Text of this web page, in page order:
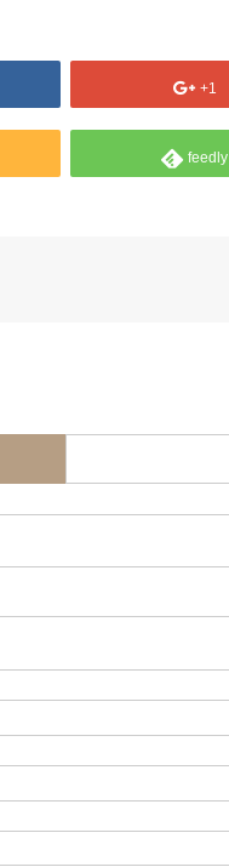
+1
feedly